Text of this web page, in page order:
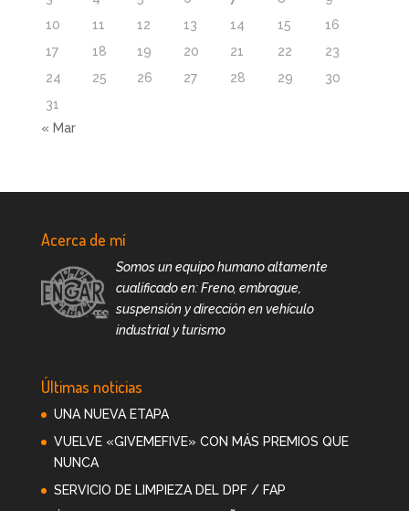
10
11 12 13 14 15
16
17
18 19 20 21 22
23
24
25 26 27 28 29
30
31
« Mar
Acerca de mí
Somos un equipo humano altamente
cualificado en: Freno, embrague,
suspensión y dirección en vehículo
industrial y turismo
Últimas noticias
UNA NUEVA ETAPA
VUELVE «GIVEMEFIVE» CON MÁS PREMIOS QUE
NUNCA
SERVICIO DE LIMPIEZA DEL DPF / FAP